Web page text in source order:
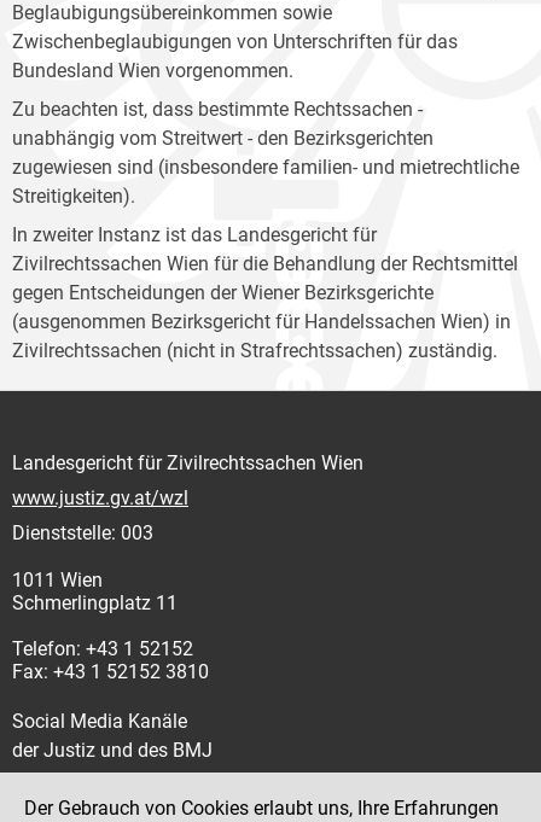
Beglaubigungsübereinkommen sowie
Zwischenbeglaubigungen von Unterschriften für das
Bundesland Wien vorgenommen.
Zu beachten ist, dass bestimmte Rechtssachen -
unabhängig vom Streitwert - den Bezirksgerichten
zugewiesen sind (insbesondere familien- und mietrechtliche
Streitigkeiten).
In zweiter Instanz ist das Landesgericht für
Zivilrechtssachen Wien für die Behandlung der Rechtsmittel
gegen Entscheidungen der Wiener Bezirksgerichte
(ausgenommen Bezirksgericht für Handelssachen Wien) in
Zivilrechtssachen (nicht in Strafrechtssachen) zuständig.
Landesgericht für Zivilrechtssachen Wien
www.justiz.gv.at/wzl
Dienststelle: 003
1011 Wien
Schmerlingplatz 11
Telefon: +43 1 52152
Fax: +43 1 52152 3810
Social Media Kanäle
der Justiz und des BMJ
Der Gebrauch von Cookies erlaubt uns, Ihre Erfahrungen